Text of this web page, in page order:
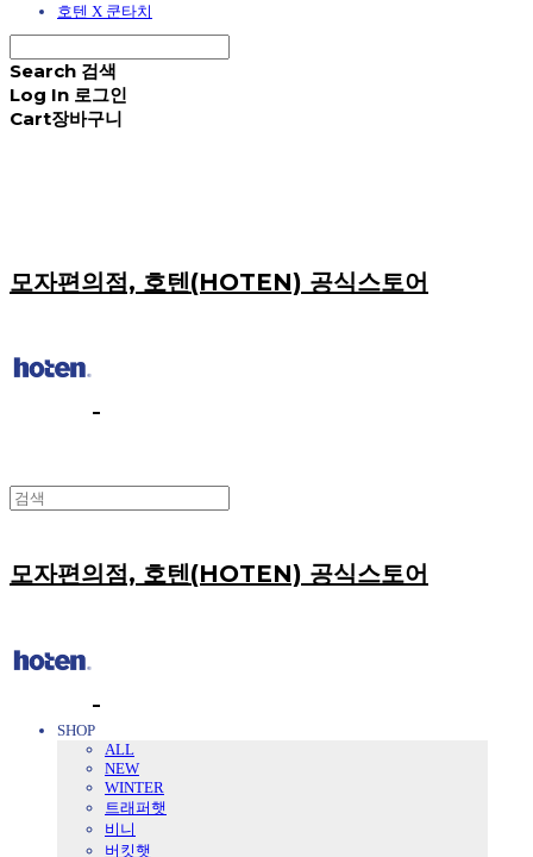
호텐 X 쿤타치
Search 검색
Log In 로그인
Cart장바구니
모자편의점, 호텐(HOTEN) 공식스토어
모자편의점, 호텐(HOTEN) 공식스토어
SHOP
ALL
NEW
WINTER
트래퍼햇
비니
버킷햇